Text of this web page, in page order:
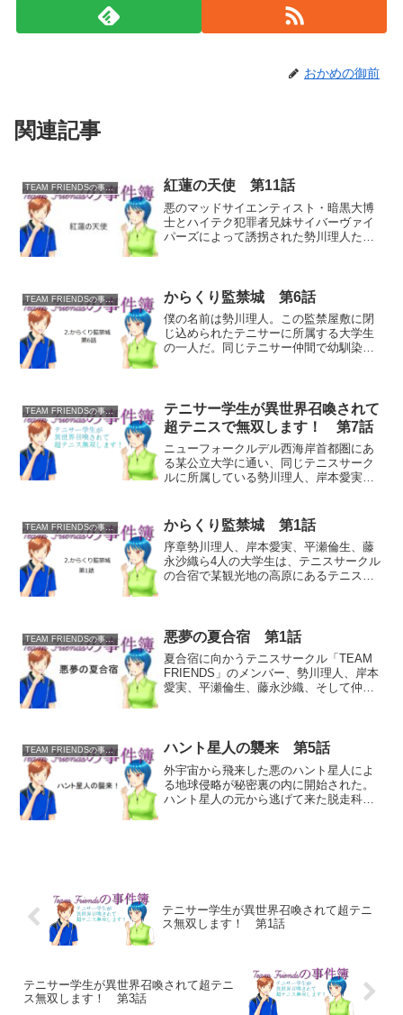
おかめの御前
関連記事
TEAM FRIENDSの事件簿 紅蓮の天使 第11話
悪のマッドサイエンティスト・暗黒大博
士とハイテク犯罪者兄妹サイバーヴァイ
パーズによって誘拐された勢川理人たち
ルタワーへと乗り込み、ま...
TEAM FRIENDSの事件簿 からくり監禁城 第6話
僕の名前は勢川理人。この監禁屋敷に閉
じ込められたテニサーに所属する大学生
の一人だ。同じテニサー仲間で幼馴染の
囚われようとしている愛実...
TEAM FRIENDSの事件簿
テニサー学生が異世界召喚されて
超テニスで無双します！ 第7話
ニューフォークルデル西海岸首都圏にあ
る某公立大学に通い、同じテニスサーク
ルに所属している勢川理人、岸本愛実、
シェニュヴルアへと召喚された。魔王討
伐の旅の途中、人買い一...
TEAM FRIENDSの事件簿 からくり監禁城 第1話
序章勢川理人、岸本愛実、平瀬倫生、藤
永沙織ら4人の大学生は、テニスサークル
の合宿で某観光地の高原にあるテニスコ
土砂降りの中、堪らず4...
TEAM FRIENDSの事件簿 悪夢の夏合宿 第1話
夏合宿に向かうテニスサークル「TEAM
FRIENDS」のメンバー、勢川理人、岸本
愛実、平瀬倫生、藤永沙織、そして仲の
生成した...
TEAM FRIENDSの事件簿 ハント星人の襲来 第5話
外宇宙から飛来した悪のハント星人によ
る地球侵略が秘密裏の内に開始された。
ハント星人の元から逃げて来た脱走科学
テニサー学生が異世界召喚されて超テニ
ス無双します！ 第1話
テニサー学生が異世界召喚されて超テニ
ス無双します！ 第3話